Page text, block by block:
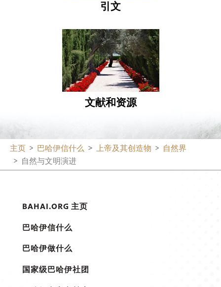
引文
文献和资源
主页 巴哈伊信什么 上帝及其创造物
自然界
自然与文明演进
BAHAI.ORG 主页
巴哈伊信什么
巴哈伊做什么
国家级巴哈伊社团